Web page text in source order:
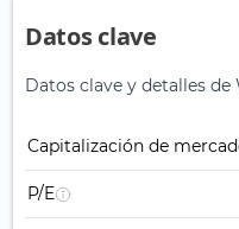
Datos clave
Datos clave y detalles de
Capitalización de
P/E